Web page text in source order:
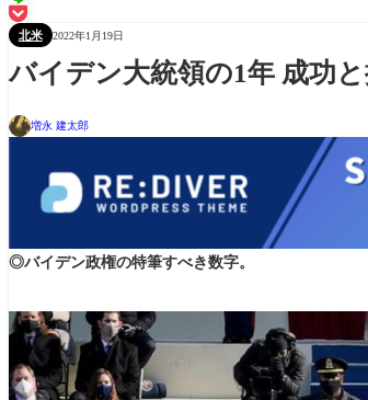
北米 2022年1月19日
バイデン大統領の1年 成功
増永 建太郎
◎バイデン政権の特筆すべき数字。